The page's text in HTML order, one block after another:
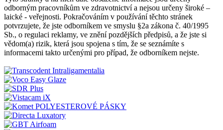
odborným pracovníkům ve zdravotnictví a nejsou určeny široké –
laické - veřejnosti. Pokračováním v používání těchto stránek
potvrzujete, že jste odborníkem ve smyslu §2a zákona č. 40/1995
Sb., o regulaci reklamy, ve znění pozdějších předpisů, a že jste si
vědom(a) rizik, která jsou spojena s tím, že se seznámíte s
informacemi takto určenými pro případ, že odborníkem nejste.